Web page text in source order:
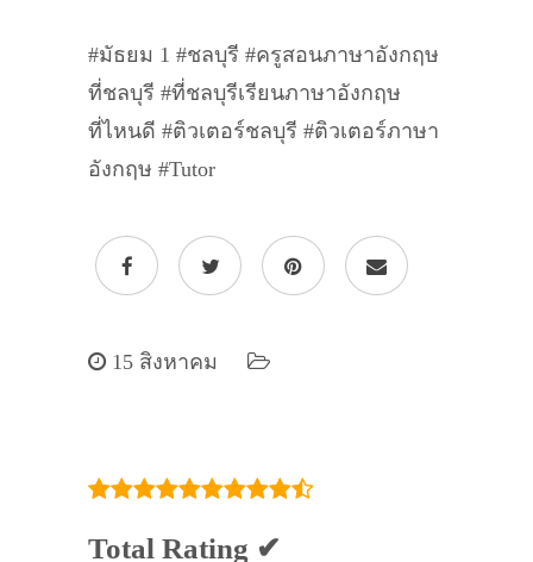
#มัธยม 1 #ชลบุรี #ครูสอนภาษาอังกฤษ
ที่ชลบุรี #ที่ชลบุรีเรียนภาษาอังกฤษ
ที่ไหนดี #ติวเตอร์ชลบุรี #ติวเตอร์ภาษา
อังกฤษ #Tutor
15 สิงหาคม
Total Rating ✔